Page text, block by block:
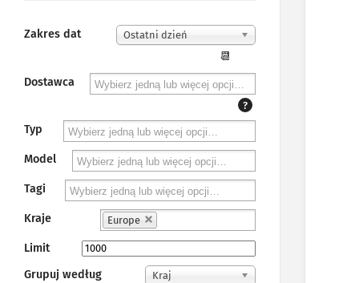
Zakres dat Ostatni dzień
📆
Dostawca
?
Typ
Model
Tagi
Kraje Europe
Limit
Grupuj według
Kraj